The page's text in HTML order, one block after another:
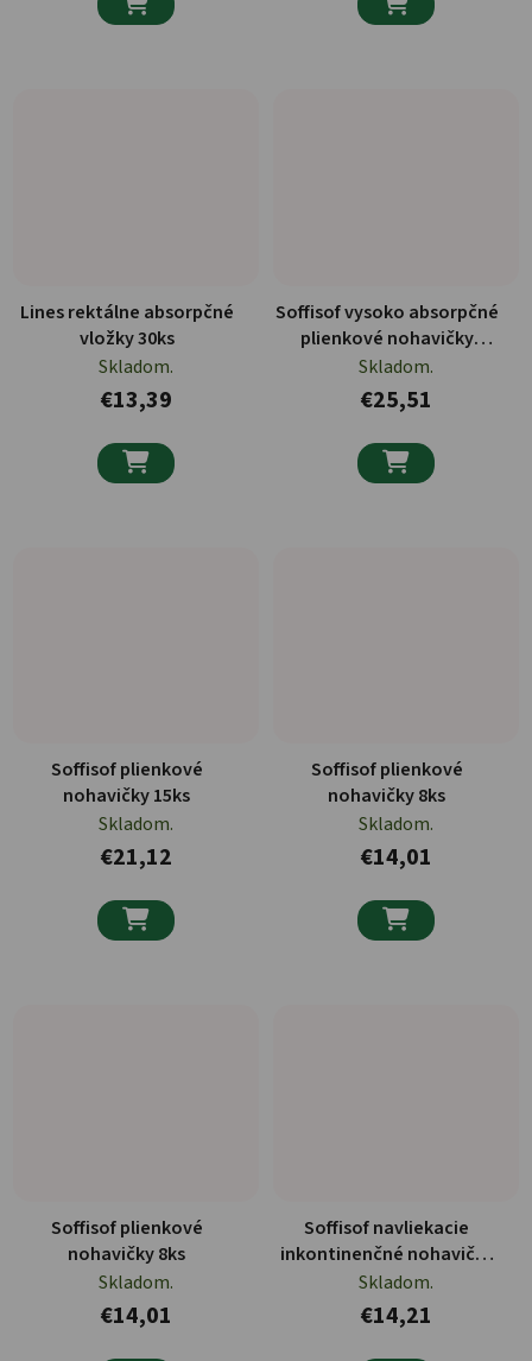
Lines rektálne absorpčné
vložky 30ks
Skladom.
€13,39

Soffisof vysoko absorpčné
plienkové nohavičky
určené pre dospelých 15ks
Skladom.
€25,51

Soffisof plienkové
nohavičky 15ks
Skladom.
€21,12

Soffisof plienkové
nohavičky 8ks
Skladom.
€14,01

Soffisof plienkové
nohavičky 8ks
Skladom.
€14,01
Soffisof navliekacie
inkontinenčné nohavičky
14ks
Skladom.
€14,21